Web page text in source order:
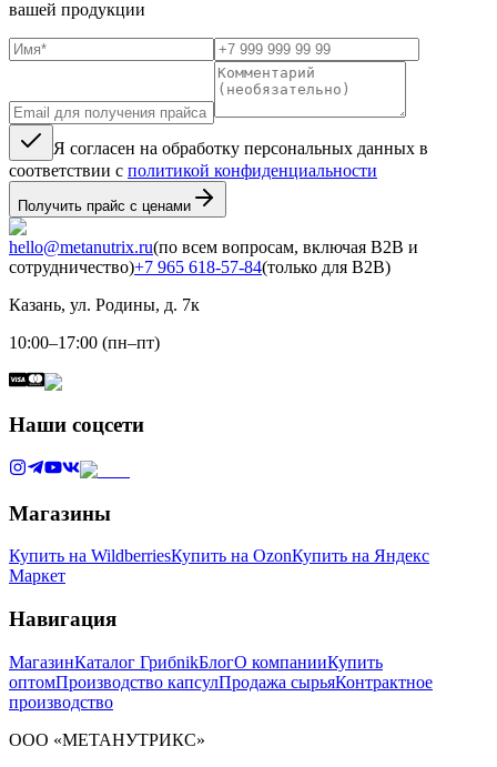
вашей продукции
Я согласен на обработку персональных данных в
соответствии с политикой конфиденциальности
Получить прайс с ценами
hello@metanutrix.ru(по всем вопросам, включая B2B и
сотрудничество)+7 965 618-57-84(только для B2B)
Казань, ул. Родины, д. 7к
10:00–17:00 (пн–пт)
Наши соцсети
Магазины
Купить на WildberriesКупить на OzonКупить на Яндекс
Маркет
Навигация
МагазинКаталог ГрибnikБлогО компанииКупить
оптомПроизводство капсулПродажа сырьяКонтрактное
производство
ООО «МЕТАНУТРИКС»